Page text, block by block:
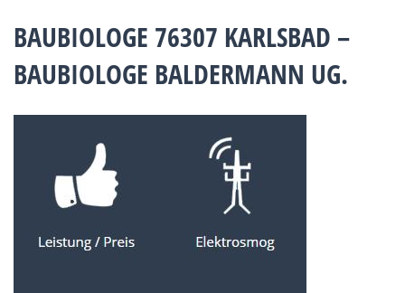
BAUBIOLOGE 76307 KARLSBAD –
BAUBIOLOGE BALDERMANN UG.